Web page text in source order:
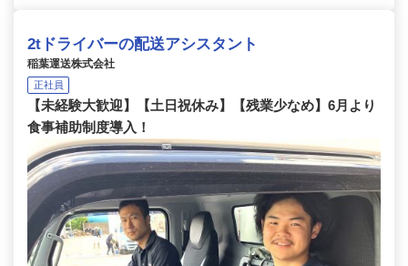
2tドライバーの配送アシスタント
稲葉運送株式会社
正社員
【未経験大歓迎】【土日祝休み】【残業少なめ】6月より
食事補助制度導入！